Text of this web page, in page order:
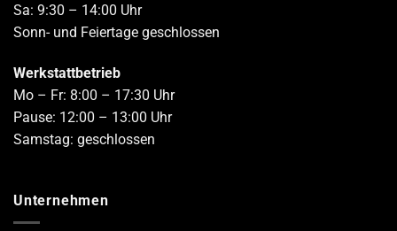
Sa: 9:30 – 14:00 Uhr
Sonn- und Feiertage geschlossen
Werkstattbetrieb
Mo – Fr: 8:00 – 17:30 Uhr
Pause: 12:00 – 13:00 Uhr
Samstag: geschlossen
Unternehmen